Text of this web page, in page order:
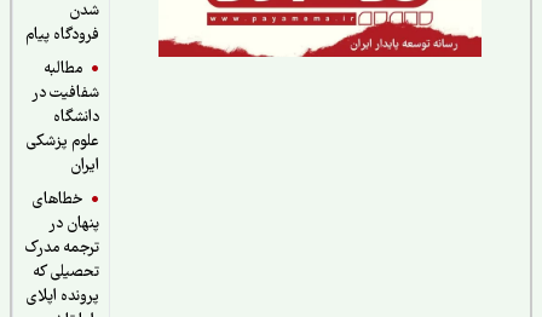
فرودگاه پیام
مطالبه
شفافیت در
دانشگاه
علوم پزشکی
خطاهای
پنهان در
ترجمه مدرک
تحصیلی که
پرونده اپلای